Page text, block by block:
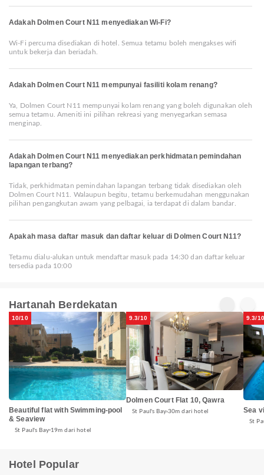
Adakah Dolmen Court N11 menyediakan Wi-Fi?
Wi-Fi percuma disediakan di hotel. Semua tetamu boleh mengakses wifi
untuk bekerja dan beriadah.
Adakah Dolmen Court N11 mempunyai fasiliti kolam renang?
Ya, Dolmen Court N11 mempunyai kolam renang yang boleh digunakan oleh
semua tetamu. Ameniti ini pilihan rekreasi yang menyegarkan semasa
menginap.
Adakah Dolmen Court N11 menyediakan perkhidmatan pemindahan
lapangan terbang?
Tidak, perkhidmatan pemindahan lapangan terbang tidak disediakan oleh
Dolmen Court N11. Walaupun begitu, tetamu berkemudahan menggunakan
pilihan pengangkutan awam yang pelbagai, ia terdapat di dalam bandar.
Apakah masa daftar masuk dan daftar keluar di Dolmen Court N11?
Tetamu dialu-alukan untuk mendaftar masuk pada 14:30 dan daftar keluar
tersedia pada 10:00
Hartanah Berdekatan
10/10
Beautiful flat with Swimming-pool
& Seaview
St Paul's Bay 19m dari hotel
9.3/10
Dolmen Court Flat 10, Qawra
St Paul's Bay 30m dari hotel
9.3/10
Sea
St
Hotel Popular